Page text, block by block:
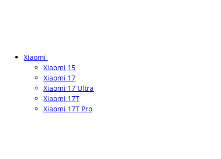
Xiaomi
Xiaomi 15
Xiaomi 17
Xiaomi 17 Ultra
Xiaomi 17T
Xiaomi 17T Pro